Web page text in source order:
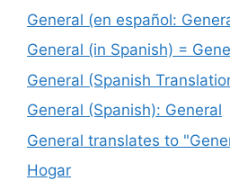
General (en español:
General (in Spanish) =
General (Spanish
General (Spanish): General
General translates to
Hogar